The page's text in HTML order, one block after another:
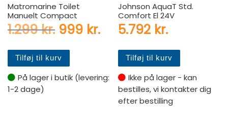
Matromarine Toilet
Manuelt Compact
1.299kr. Den oprindelige pris var:
999 kr.Den aktuelle pris er:
Tilføj til kurv
På lager i butik (levering:
1-2 dage)
Johnson AquaT Std.
Comfort El 24V
5.792 kr.
Tilføj til kurv
Ikke på lager - kan
bestilles, vi kontakter dig
efter bestilling